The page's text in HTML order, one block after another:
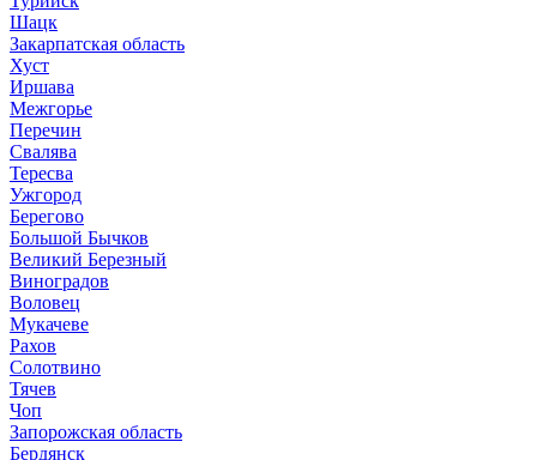
Шацк
Закарпатская область
Хуст
Иршава
Межгорье
Перечин
Свалява
Тересва
Ужгород
Берегово
Большой Бычков
Великий Березный
Виноградов
Воловец
Мукачеве
Рахов
Солотвино
Тячев
Чоп
Запорожская область
Бердянск